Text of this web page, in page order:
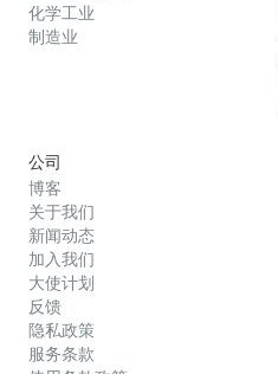
化学工业
制造业
公司
博客
关于我们
新闻动态
加入我们
大使计划
反馈
隐私政策
服务条款